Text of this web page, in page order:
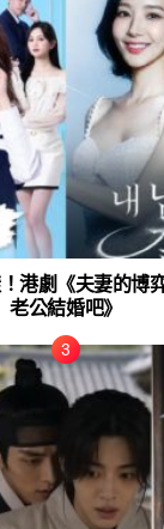
港劇《夫妻的博
老公結婚吧》